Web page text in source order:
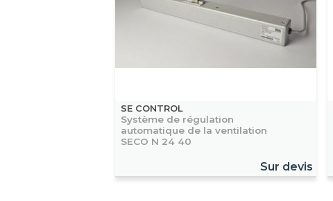
SE CONTROL
Système de régulation
automatique de la ventilation
SECO N 24 40
Sur devis